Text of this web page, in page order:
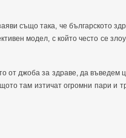
също така, че българското
модел, с който често се
от джоба за здраве, да въведем
там изтичат огромни пари и